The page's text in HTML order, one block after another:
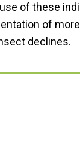
of these
of
declines.